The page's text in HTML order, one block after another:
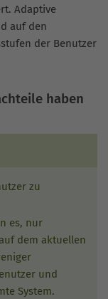
Adaptive
auf den
der Benutzer
haben
zu
es, nur
dem aktuellen
und
System.